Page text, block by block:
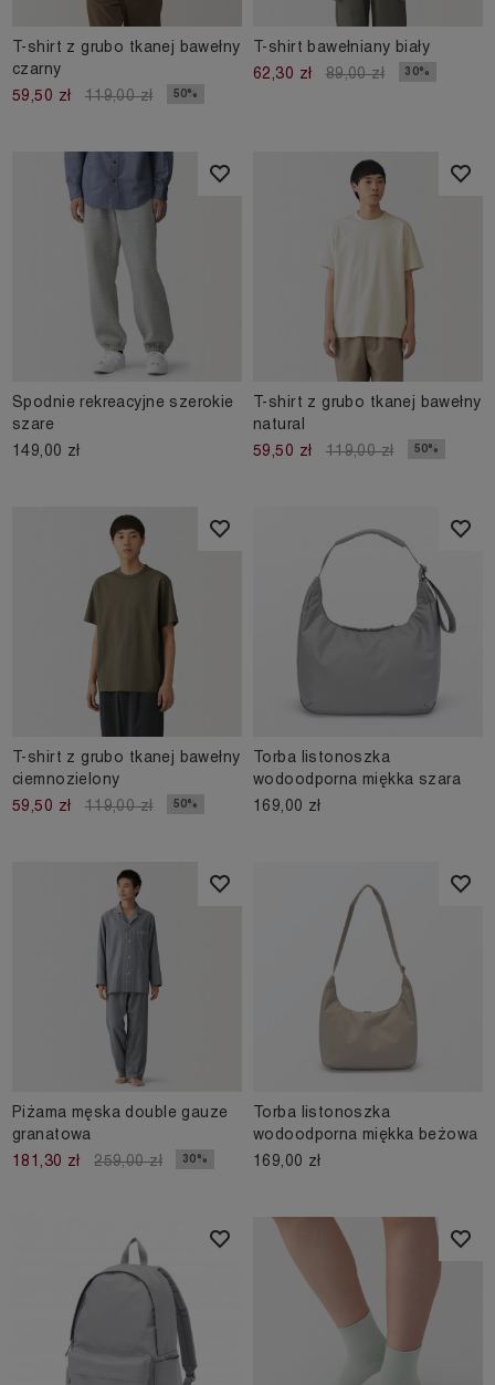
T-shirt z grubo tkanej bawełny
czarny
59,50 zł
119,00 zł 50%
T-shirt bawełniany biały
62,30 zł
89,00 zł 30%
Spodnie rekreacyjne szerokie
szare
149,00 zł
T-shirt z grubo tkanej bawełny
natural
59,50 zł
119,00 zł 50%
T-shirt z grubo tkanej bawełny
ciemnozielony
59,50 zł
119,00 zł 50%
Torba listonoszka
wodoodporna miękka szara
169,00 zł
Piżama męska double gauze
granatowa
181,30 zł
259,00 zł 30%
Torba listonoszka
wodoodporna miękka beżowa
169,00 zł